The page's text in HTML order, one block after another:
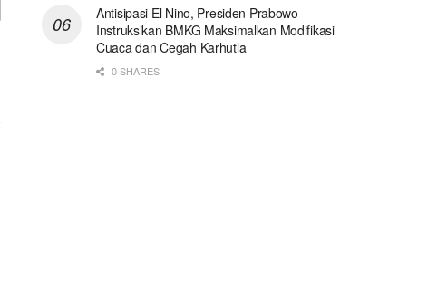
Antisipasi El Nino, Presiden Prabowo
Instruksikan BMKG Maksimalkan Modifikasi
Cuaca dan Cegah Karhutla
0 SHARES